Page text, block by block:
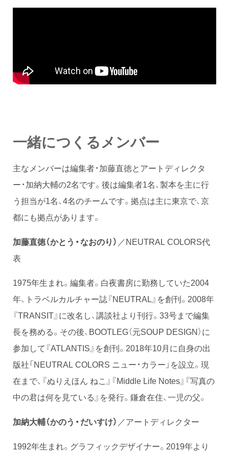
一緒につくるメンバー
主なメンバーは編集者・加藤直徳とアートディレクタ
ー・加納大輔の2名です。後は編集者1名、製本を主に行
う担当が1名、4名のチームです。拠点は主に東京で、京
都にも拠点があります。
加藤直徳（かとう・なおのり） ／NEUTRAL COLORS代
表
1975年生まれ。編集者。白夜書房に勤務していた2004
年、トラベルカルチャー誌『NEUTRAL』を創刊。2008年
『TRANSIT』に改名し、講談社より刊行。33号まで編集
長を務める。その後、BOOTLEG（元SOUP DESIGN）に
参加して『ATLANTIS』を創刊。2018年10月に自身の出
版社「NEUTRAL COLORS ニュー・カラー」を設立。現
在まで、『ぬりえほん ねこ』『Middle Life Notes』『写真の
中の君は何を見ている』を発行。鎌倉在住、一児の父。
加納大輔（かのう・だいすけ） ／アートディレクター
1992年生まれ。グラフィックデザイナー。2019年より